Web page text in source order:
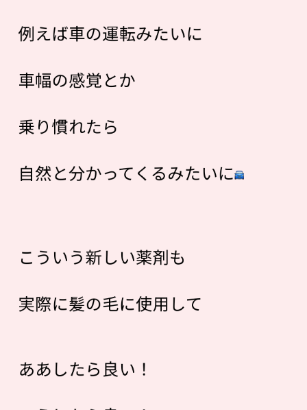
例えば車の運転みたいに
車幅の感覚とか
乗り慣れたら
自然と分かってくるみたいに
こういう新しい薬剤も
実際に髪の毛に使用して
ああしたら良い！